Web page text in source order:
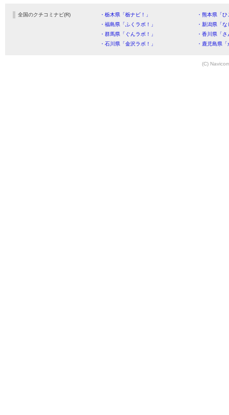
全国のクチコミナビ(R) ・栃木県「栃ナビ！」
・熊本県「
・福島県「ふくラボ！」
・新潟県「
・群馬県「ぐんラボ！」
・香川県「
・石川県「金沢ラボ！」
・鹿児島県
(C)